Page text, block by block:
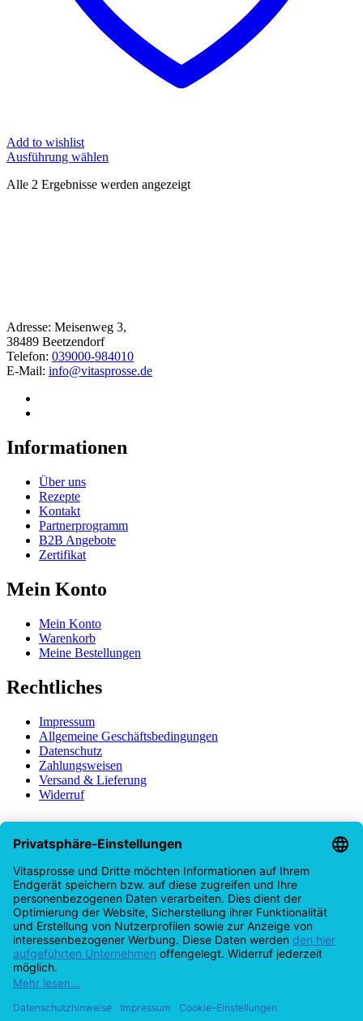
Add to wishlist
Ausführung wählen
Alle 2 Ergebnisse werden angezeigt
Adresse: Meisenweg 3,
38489 Beetzendorf
Telefon: 039000-984010
E-Mail: info@vitasprosse.de
Informationen
Über uns
Rezepte
Kontakt
Partnerprogramm
B2B Angebote
Zertifikat
Mein Konto
Mein Konto
Warenkorb
Meine Bestellungen
Rechtliches
Impressum
Allgemeine Geschäftsbedingungen
Datenschutz
Zahlungsweisen
Versand & Lieferung
Widerruf
Vitasprosse-Newsletter - Komme in den
Genuss exklusiver Inhalte
Erhalte Updates zu unseren neuesten Rezepten, Produkten und
Sonderangeboten.
Name
Email
Ich möchte regelmäßig von Vitasprosse über Produkte und Tipps
per E-Mail informiert werden. Diese Einwilligung kann ich jederzeit
unter "Abmelden" am Ende jeder E-Mail widerrufen.